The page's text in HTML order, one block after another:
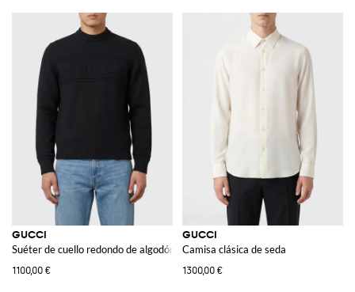
GUCCI
Suéter de cuello redondo de algodón y lana
1100,00 €
GUCCI
Camisa clásica de seda
1300,00 €